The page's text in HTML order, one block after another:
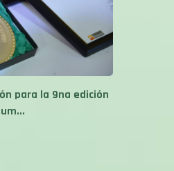
para la 9na edición